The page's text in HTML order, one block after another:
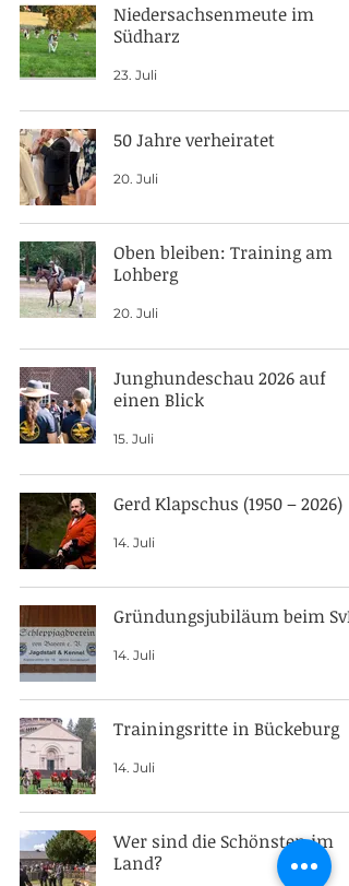
Niedersachsenmeute im
Südharz
23. Juli
50 Jahre verheiratet
20. Juli
Oben bleiben: Training am
Lohberg
20. Juli
Junghundeschau 2026 auf
einen Blick
15. Juli
Gerd Klapschus (1950 – 2026)
14. Juli
Gründungsjubiläum beim SvB
14. Juli
Trainingsritte in Bückeburg
14. Juli
Wer sind die Schönsten im
Land?